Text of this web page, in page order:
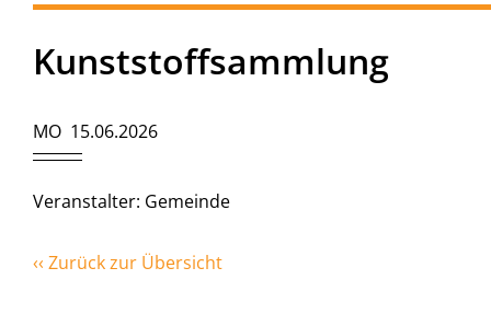
Kunststoffsammlung
MO 15.06.2026
Veranstalter: Gemeinde
‹‹ Zurück zur Übersicht